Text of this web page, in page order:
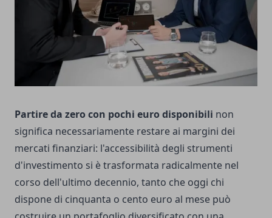
Partire da zero con pochi euro disponibili non
significa necessariamente restare ai margini dei
mercati finanziari: l'accessibilità degli strumenti
d'investimento si è trasformata radicalmente nel
corso dell'ultimo decennio, tanto che oggi chi
dispone di cinquanta o cento euro al mese può